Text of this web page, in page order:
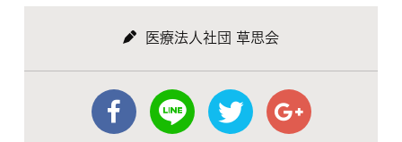
医療法人社団 草思会